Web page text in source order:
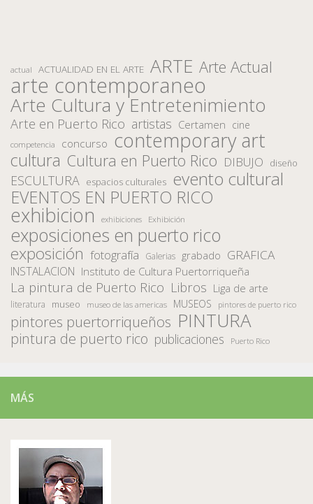
actual ACTUALIDAD EN EL ARTE ARTE Arte Actual
arte contemporaneo
Arte Cultura y Entretenimiento
Arte en Puerto Rico artistas Certamen cine
competencia concurso contemporary art
cultura Cultura en Puerto Rico DIBUJO diseño
ESCULTURA espacios culturales evento cultural
EVENTOS EN PUERTO RICO
exhibicion exhibiciones Exhibición
exposiciones en puerto rico
exposición fotografía Galerias grabado GRAFICA
INSTALACION Instituto de Cultura Puertorriqueña
La pintura de Puerto Rico Libros Liga de arte
literatura museo museo de las americas MUSEOS pintores de puerto rico
pintores puertorriqueños PINTURA
pintura de puerto rico publicaciones Puerto Rico
MÁS